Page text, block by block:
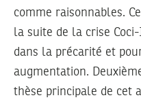
comme raisonnables.
la suite de la crise
dans la précarité et
augmentation.
thèse principale de cet